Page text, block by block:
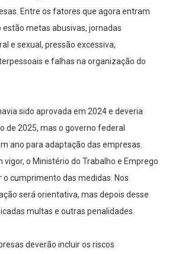
Entre os fatores que agora entram
metas abusivas, jornadas
e sexual, pressão excessiva,
e falhas na organização do
sido aprovada em 2024 e deveria
de 2025, mas o governo federal
ano para adaptação das empresas.
o Ministério do Trabalho e Emprego
o cumprimento das medidas. Nos
será orientativa, mas depois desse
multas e outras penalidades.
deverão incluir os riscos